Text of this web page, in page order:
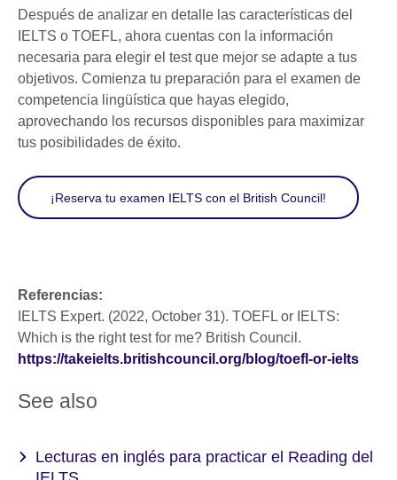
Después de analizar en detalle las características del
IELTS o TOEFL, ahora cuentas con la información
necesaria para elegir el test que mejor se adapte a tus
objetivos. Comienza tu preparación para el examen de
competencia lingüística que hayas elegido,
aprovechando los recursos disponibles para maximizar
tus posibilidades de éxito.
¡Reserva tu examen IELTS con el British Council!
Referencias:
IELTS Expert. (2022, October 31). TOEFL or IELTS:
Which is the right test for me? British Council.
https://takeielts.britishcouncil.org/blog/toefl-or-ielts
See also
Lecturas en inglés para practicar el Reading del